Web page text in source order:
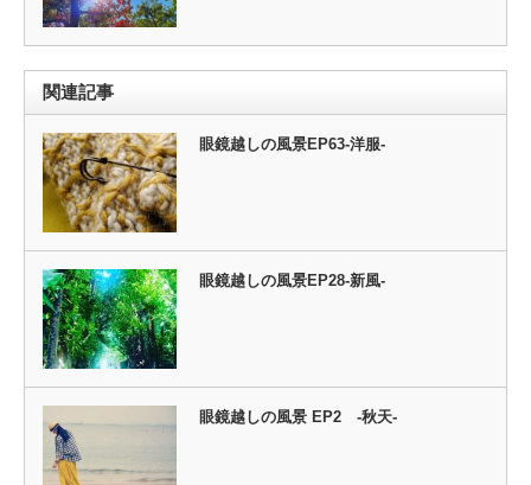
関連記事
眼鏡越しの風景EP63-洋服-
眼鏡越しの風景EP28-新風-
眼鏡越しの風景 EP2 ‐秋天‐